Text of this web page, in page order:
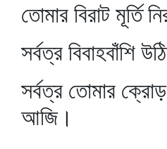
তোমার বিরাট মূর্তি
সর্বত্র বিবাহবাঁশি
সর্বত্র তোমার ক্রোড়
আজি।